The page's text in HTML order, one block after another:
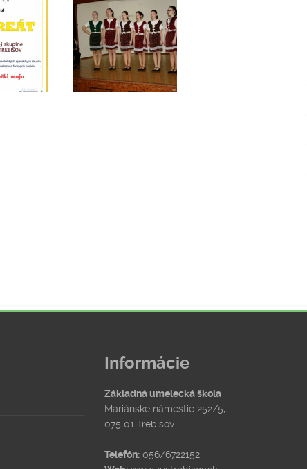
Informácie
Základná umelecká škola
Mariánske námestie 252/5,
075 01 Trebišov
Telefón: 056/6722152